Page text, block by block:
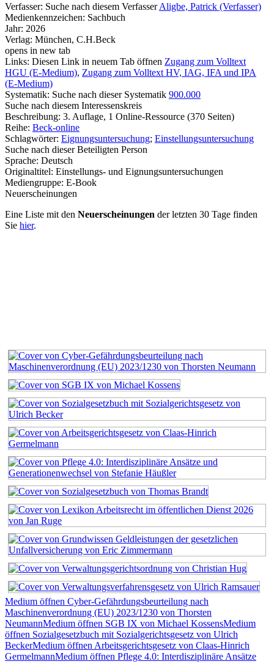
Verfasser: Suche nach diesem Verfasser Aligbe, Patrick (Verfasser)
Medienkennzeichen: Sachbuch
Jahr: 2026
Verlag: München, C.H.Beck
opens in new tab
Links: Diesen Link in neuem Tab öffnen Zugang zum Volltext
HGU (E-Medium), Zugang zum Volltext HV, IAG, IFA und IPA
(E-Medium)
Systematik: Suche nach dieser Systematik 900.000
Suche nach diesem Interessenskreis
Beschreibung: 3. Auflage, 1 Online-Ressource (370 Seiten)
Reihe: Beck-online
Schlagwörter: Eignungsuntersuchung; Einstellungsuntersuchung
Suche nach dieser Beteiligten Person
Sprache: Deutsch
Originaltitel: Einstellungs- und Eignungsuntersuchungen
Mediengruppe: E-Book
Neuerscheinungen
Eine Liste mit den Neuerscheinungen der letzten 30 Tage finden
Sie hier.
Medium öffnen Cyber-Gefährdungsbeurteilung nach
Maschinenverordnung (EU) 2023/1230 von Thorsten
NeumannMedium öffnen SGB IX von Michael KossensMedium
öffnen Sozialgesetzbuch mit Sozialgerichtsgesetz von Ulrich
BeckerMedium öffnen Arbeitsgerichtsgesetz von Claas-Hinrich
GermelmannMedium öffnen Pflege 4.0: Interdisziplinäre Ansätze